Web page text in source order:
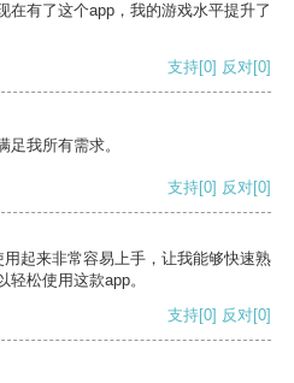
在有了这个app，我的游戏水平提升了
支持[0] 反对[0]
我所有需求。
支持[0] 反对[0]
起来非常容易上手，让我能够快速熟
松使用这款app。
支持[0] 反对[0]